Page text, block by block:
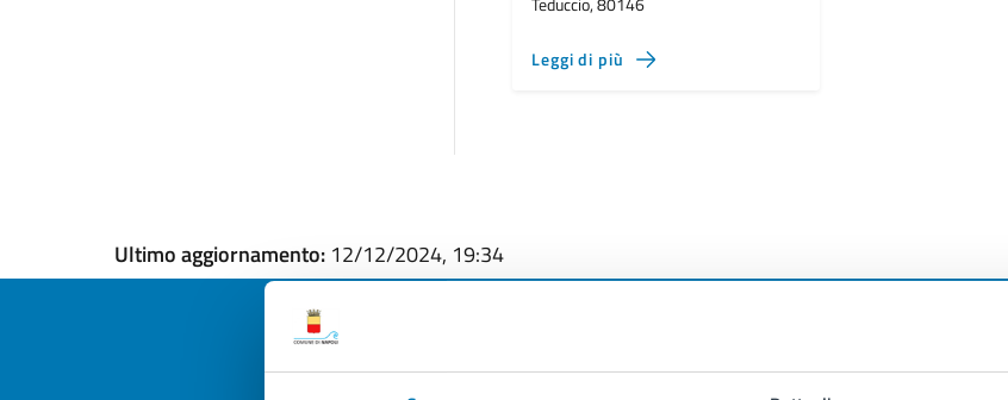
Leggi di più
Ultimo aggiornamento: 12/12/2024, 19:34